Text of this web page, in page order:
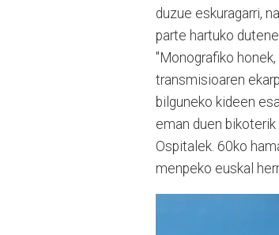
duzue eskuragarri,
parte hartuko
"Monografiko
transmisioaren
bilguneko kideen
eman duen
Ospitalek. 60ko
menpeko euskal